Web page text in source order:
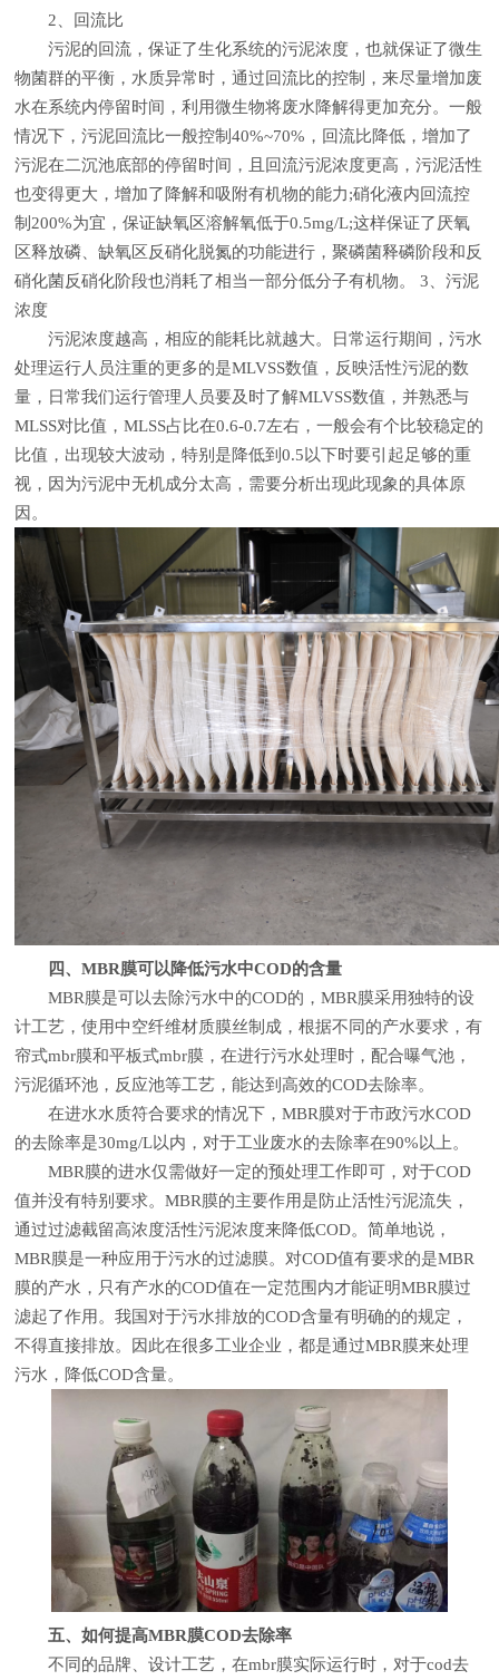
2、回流比
污泥的回流，保证了生化系统的污泥浓度，也就保证了微生
物菌群的平衡，水质异常时，通过回流比的控制，来尽量增加废
水在系统内停留时间，利用微生物将废水降解得更加充分。一般
情况下，污泥回流比一般控制40%~70%，回流比降低，增加了
污泥在二沉池底部的停留时间，且回流污泥浓度更高，污泥活性
也变得更大，增加了降解和吸附有机物的能力;硝化液内回流控
制200%为宜，保证缺氧区溶解氧低于0.5mg/L;这样保证了厌氧
区释放磷、缺氧区反硝化脱氮的功能进行，聚磷菌释磷阶段和反
硝化菌反硝化阶段也消耗了相当一部分低分子有机物。 3、污泥
浓度
污泥浓度越高，相应的能耗比就越大。日常运行期间，污水
处理运行人员注重的更多的是MLVSS数值，反映活性污泥的数
量，日常我们运行管理人员要及时了解MLVSS数值，并熟悉与
MLSS对比值，MLSS占比在0.6-0.7左右，一般会有个比较稳定的
比值，出现较大波动，特别是降低到0.5以下时要引起足够的重
视，因为污泥中无机成分太高，需要分析出现此现象的具体原
因。
四、MBR膜可以降低污水中COD的含量
MBR膜是可以去除污水中的COD的，MBR膜采用独特的设
计工艺，使用中空纤维材质膜丝制成，根据不同的产水要求，有
帘式mbr膜和平板式mbr膜，在进行污水处理时，配合曝气池，
污泥循环池，反应池等工艺，能达到高效的COD去除率。
在进水水质符合要求的情况下，MBR膜对于市政污水COD
的去除率是30mg/L以内，对于工业废水的去除率在90%以上。
MBR膜的进水仅需做好一定的预处理工作即可，对于COD
值并没有特别要求。MBR膜的主要作用是防止活性污泥流失，
通过过滤截留高浓度活性污泥浓度来降低COD。简单地说，
MBR膜是一种应用于污水的过滤膜。对COD值有要求的是MBR
膜的产水，只有产水的COD值在一定范围内才能证明MBR膜过
滤起了作用。我国对于污水排放的COD含量有明确的的规定，
不得直接排放。因此在很多工业企业，都是通过MBR膜来处理
污水，降低COD含量。
五、如何提高MBR膜COD去除率
不同的品牌、设计工艺，在mbr膜实际运行时，对于cod去